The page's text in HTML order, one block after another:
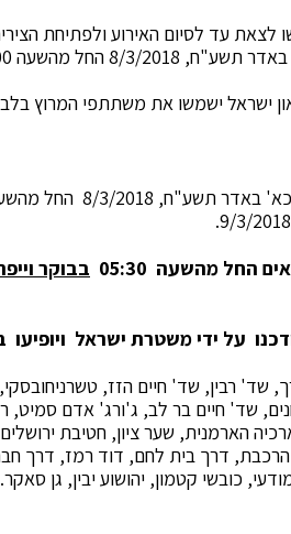
לצאת עד לסיום האירוע ולפתיחת
ישראל ישמשו את משתתפי המרוץ
החל מהשעה 05:30
בבוקר
על ידי משטרת ישראל ויופיעו
שד' רבין, שד' חיים הזז,
שד' חיים בר לב, ג'ורג' אדם סמיט,
הארמנית, שער ציון, חטיבת
דרך בית לחם, דוד רמז, דרך
כובשי קטמון, יהושוע יבין, גן סאקר.